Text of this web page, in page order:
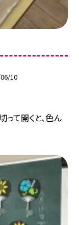
10
って開くと、色ん